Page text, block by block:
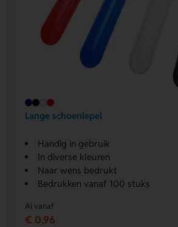
Lange schoenlepel
Handig in gebruik
In diverse kleuren
Naar wens bedrukt
Bedrukken vanaf 100 stuks
Al vanaf
€ 0,96